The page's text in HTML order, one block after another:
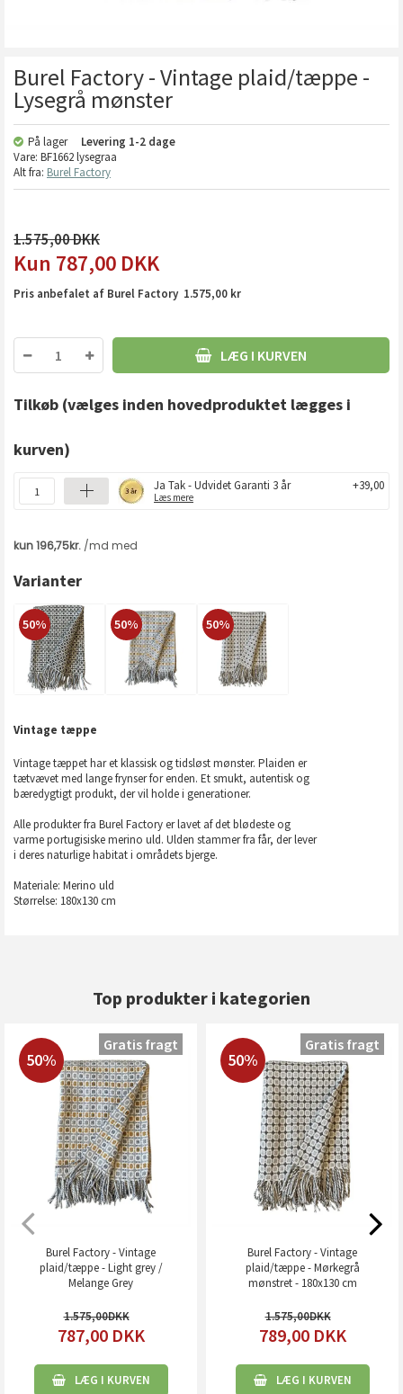
Burel Factory - Vintage plaid/tæppe -
Lysegrå mønster
På lager Levering 1-2 dage
Vare: BF1662 lysegraa
Alt fra: Burel Factory
1.575,00
787,00 DKK
Pris anbefalet af Burel Factory 1.575,00 kr
LÆG I KURVEN
Tilkøb (vælges inden hovedproduktet lægges i
kurven)
Ja Tak - Udvidet Garanti 3 år
Læs mere
+39,00
Varianter
50% 50% 50%
Vintage tæppe
Vintage tæppet har et klassisk og tidsløst mønster. Plaiden er
tætvævet med lange frynser for enden. Et smukt, autentisk og
bæredygtigt produkt, der vil holde i generationer.
Alle produkter fra Burel Factory er lavet af det blødeste og
varme portugisiske merino uld. Ulden stammer fra får, der lever
i deres naturlige habitat i områdets bjerge.
Materiale: Merino uld
Størrelse: 180x130 cm
Top produkter i kategorien
50%
Burel Factory - Vintage
plaid/tæppe - Light grey /
Melange Grey
1.575,00
787,00 DKK
LÆG I KURVEN
Gratis fragt
50%
Burel Factory - Vintage
plaid/tæppe - Mørkegrå
mønstret - 180x130 cm
1.575,00
789,00 DKK
LÆG I KURVEN
Gratis fragt